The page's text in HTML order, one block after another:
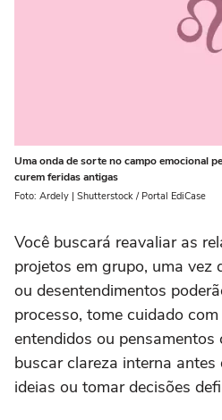
Uma onda de sorte no campo emocional
curem feridas antigas
Foto: Ardely | Shutterstock / Portal EdiCase
Você buscará reavaliar as
projetos em grupo, uma vez
ou desentendimentos
processo, tome cuidado
entendidos ou pensamentos
buscar clareza interna antes
ideias ou tomar decisões